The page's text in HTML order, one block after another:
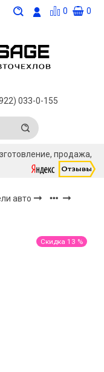
0 0
033-0-155
продажа,
авто
Скидка 13 %